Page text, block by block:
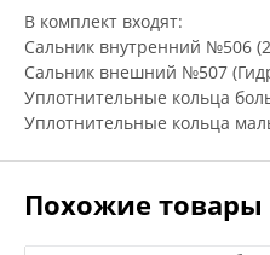
В комплект входят:
Сальник внутренний №506
Сальник внешний №507
Уплотнительные кольца
Уплотнительные кольца
Похожие товары